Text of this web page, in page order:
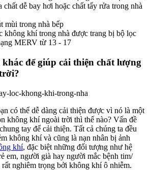
chất dễ bay hơi hoặc chất tẩy rửa trong nhà
mùi trong nhà bếp
không khí trong nhà được trang bị bộ lọc
MERV từ 13 - 17
để giúp cải thiện chất lượng
có thể dễ dàng cải thiện được vì nó là một
không khí ngoài trời thì thế nào? Vấn đề
tay để cải thiện. Tất cả chúng ta đều
không khí và cũng là nạn nhân bị ảnh
khí, đặc biệt những đối tượng như hệ
em, người già hay người mắc bệnh tim/
nghiêm trọng bởi không khí ô nhiễm.